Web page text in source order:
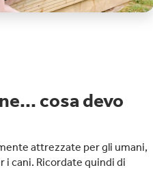
cosa devo
attrezzate per gli umani,
i cani. Ricordate quindi di